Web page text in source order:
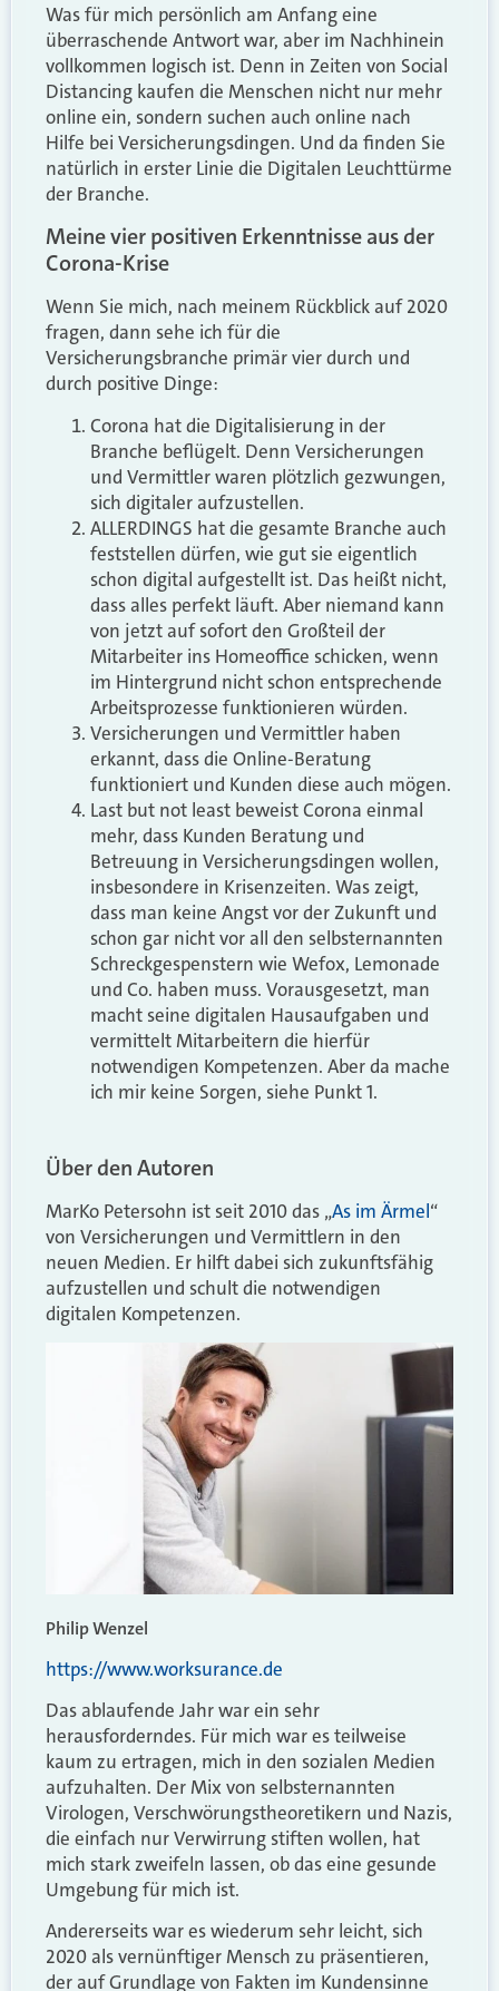
Was für mich persönlich am Anfang eine
überraschende Antwort war, aber im Nachhinein
vollkommen logisch ist. Denn in Zeiten von Social
Distancing kaufen die Menschen nicht nur mehr
online ein, sondern suchen auch online nach
Hilfe bei Versicherungsdingen. Und da finden Sie
natürlich in erster Linie die Digitalen Leuchttürme
der Branche.
Meine vier positiven Erkenntnisse aus der
Corona-Krise
Wenn Sie mich, nach meinem Rückblick auf 2020
fragen, dann sehe ich für die
Versicherungsbranche primär vier durch und
durch positive Dinge:
Corona hat die Digitalisierung in der
Branche beflügelt. Denn Versicherungen
und Vermittler waren plötzlich gezwungen,
sich digitaler aufzustellen.
ALLERDINGS hat die gesamte Branche auch
feststellen dürfen, wie gut sie eigentlich
schon digital aufgestellt ist. Das heißt nicht,
dass alles perfekt läuft. Aber niemand kann
von jetzt auf sofort den Großteil der
Mitarbeiter ins Homeoffice schicken, wenn
im Hintergrund nicht schon entsprechende
Arbeitsprozesse funktionieren würden.
Versicherungen und Vermittler haben
erkannt, dass die Online-Beratung
funktioniert und Kunden diese auch mögen.
Last but not least beweist Corona einmal
mehr, dass Kunden Beratung und
Betreuung in Versicherungsdingen wollen,
insbesondere in Krisenzeiten. Was zeigt,
dass man keine Angst vor der Zukunft und
schon gar nicht vor all den selbsternannten
Schreckgespenstern wie Wefox, Lemonade
und Co. haben muss. Vorausgesetzt, man
macht seine digitalen Hausaufgaben und
vermittelt Mitarbeitern die hierfür
notwendigen Kompetenzen. Aber da mache
ich mir keine Sorgen, siehe Punkt 1.
Über den Autoren
MarKo Petersohn ist seit 2010 das „As im Ärmel“
von Versicherungen und Vermittlern in den
neuen Medien. Er hilft dabei sich zukunftsfähig
aufzustellen und schult die notwendigen
digitalen Kompetenzen.
Philip Wenzel
https://www.worksurance.de
Das ablaufende Jahr war ein sehr
herausforderndes. Für mich war es teilweise
kaum zu ertragen, mich in den sozialen Medien
aufzuhalten. Der Mix von selbsternannten
Virologen, Verschwörungstheoretikern und Nazis,
die einfach nur Verwirrung stiften wollen, hat
mich stark zweifeln lassen, ob das eine gesunde
Umgebung für mich ist.
Andererseits war es wiederum sehr leicht, sich
2020 als vernünftiger Mensch zu präsentieren,
der auf Grundlage von Fakten im Kundensinne